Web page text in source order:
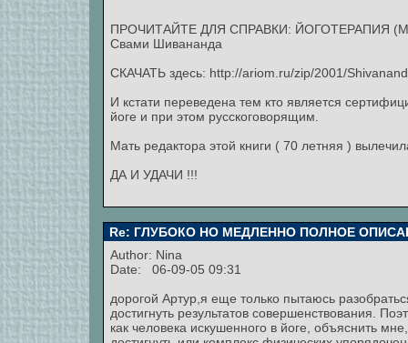
ПРОЧИТАЙТЕ ДЛЯ СПРАВКИ: ЙОГОТЕРАПИЯ
Свами Шивананда
СКАЧАТЬ здесь: http://ariom.ru/zip/2001/
И кстати переведена тем кто является
йоге и при этом русскоговорящим.
Мать редактора этой книги ( 70 летняя )
ДА И УДАЧИ !!!
Re: ГЛУБОКО НО МЕДЛЕННО ПОЛНОЕ
Author: Nina
Date: 06-09-05 09:31
дорогой Артур,я еще только пытаюсь
достигнуть результатов совершенствования.
как человека искушенного в йоге, объяснить